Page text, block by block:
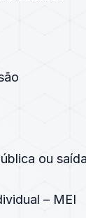
ou
– MEI